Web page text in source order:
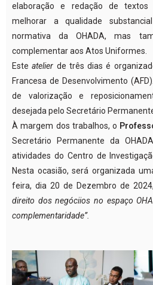
elaboração e redação de
melhorar a qualidade
normativa da OHADA, mas
complementar aos Atos Uniformes.
Esteatelier de três dias é
Francesa de Desenvolvimento
de valorização e
desejada pelo Secretário
À margem dos trabalhos, o
Secretário Permanente da
atividades do Centro de
Nesta ocasião, será organizada
feira, dia 20 de Dezembro de
direito dos negóciios no espaço
complementaridade”.